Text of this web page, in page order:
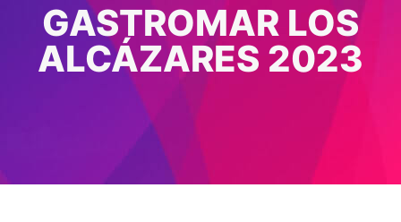
GASTROMAR LOS
ALCÁZARES 2023